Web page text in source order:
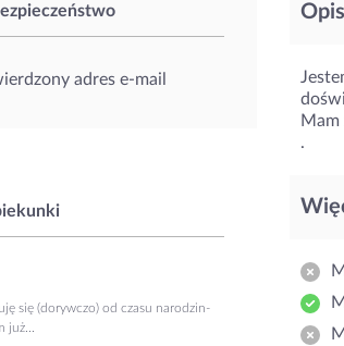
adres e-mail
się (dorywczo) od czasu narodzin-
już...
Opis
.